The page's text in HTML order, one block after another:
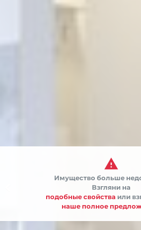

Имущество больше
Взгляни на
подобные свойства или
наше полное